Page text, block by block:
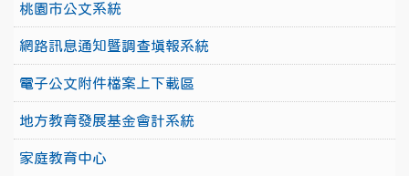
桃園市公文系統
網路訊息通知暨調查填報系統
電子公文附件檔案上下載區
地方教育發展基金會計系統
家庭教育中心